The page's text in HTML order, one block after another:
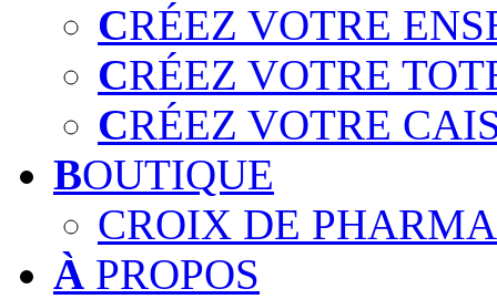
CRÉEZ VOTRE
CRÉEZ VOTRE
CRÉEZ VOTRE
BOUTIQUE
CROIX DE
À PROPOS